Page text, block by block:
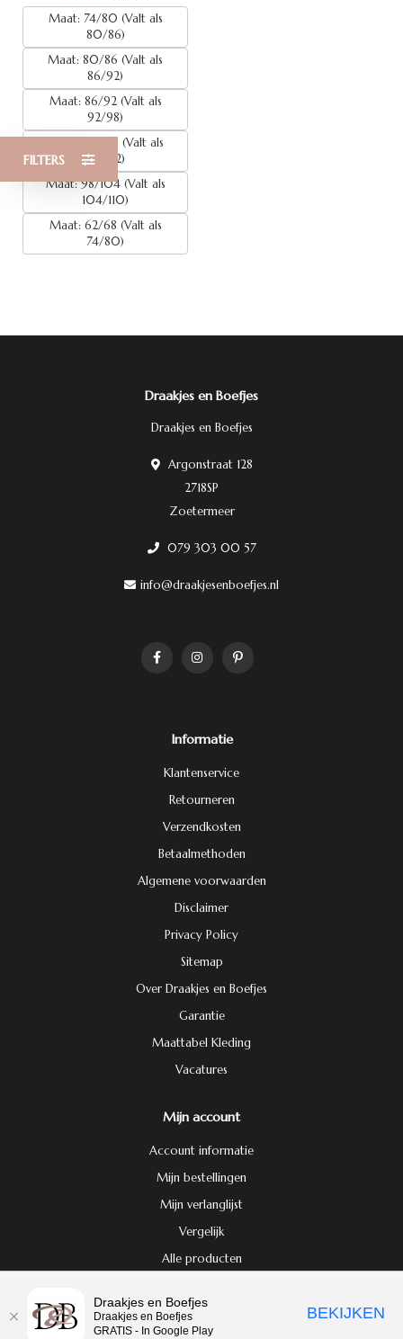
FILTERS
Maat: 74/80 (Valt als
80/86)
Maat: 80/86 (Valt als
86/92)
Maat: 86/92 (Valt als
92/98)
Maat: 110/116 (Valt als
116/122)
Maat: 98/104 (Valt als
104/110)
Maat: 62/68 (Valt als
74/80)
cookies om onze website te verbeteren.
Dit bericht verbergen
Meer over cookies »
Draakjes en Boefjes
Draakjes en Boefjes
Argonstraat 128
2718SP
Zoetermeer
079 303 00 57
info@draakjesenboefjes.nl
Informatie
Klantenservice
Retourneren
Verzendkosten
Betaalmethoden
Algemene voorwaarden
Disclaimer
Privacy Policy
Sitemap
Over Draakjes en Boefjes
Garantie
Maattabel Kleding
Vacatures
Mijn account
Account informatie
Mijn bestellingen
Mijn verlanglijst
Vergelijk
Alle producten
© Copyright 2026 Draakjes en Boefjes
Draakjes en Boefjes
Draakjes en Boefjes
GRATIS - In Google Play
BEKIJKEN